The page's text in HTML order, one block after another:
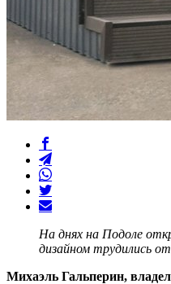
На днях на Подоле
дизайном трудились
Михаэль Гальперин,